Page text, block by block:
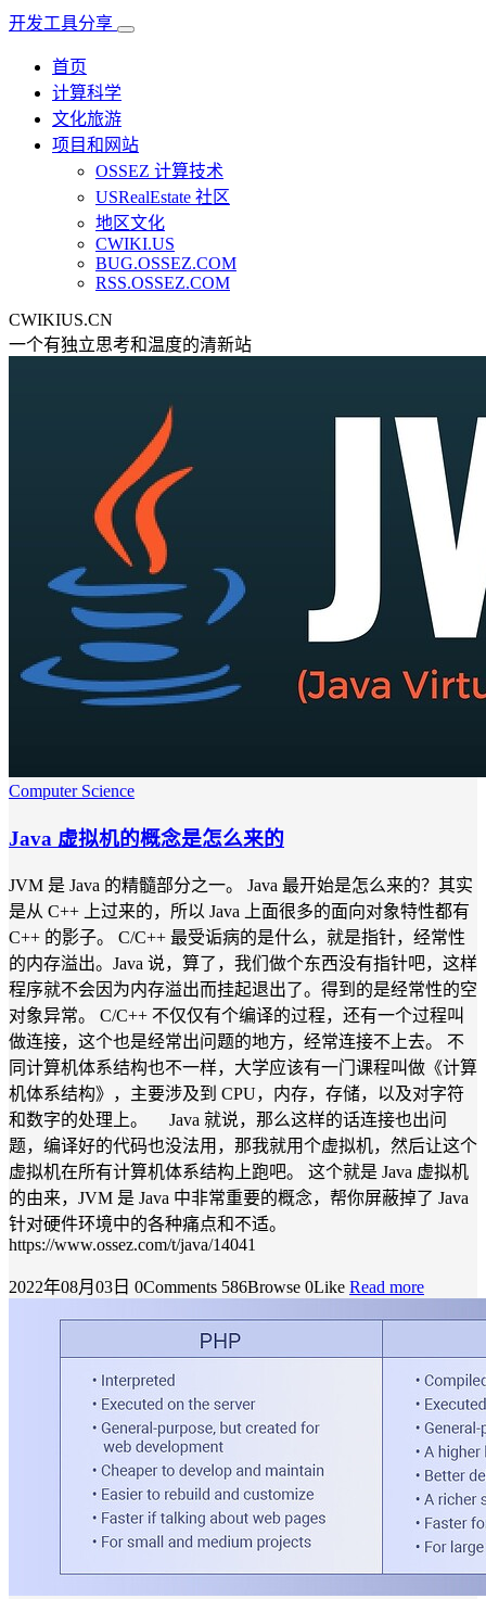
开发工具分享
首页
计算科学
文化旅游
项目和网站
OSSEZ 计算技术
USRealEstate 社区
地区文化
CWIKI.US
BUG.OSSEZ.COM
RSS.OSSEZ.COM
CWIKIUS.CN
一个有独立思考和温度的清新站
Computer Science
Java 虚拟机的概念是怎么来的
JVM 是 Java 的精髓部分之一。 Java 最开始是怎么来的？其实
是从 C++ 上过来的，所以 Java 上面很多的面向对象特性都有
C++ 的影子。 C/C++ 最受诟病的是什么，就是指针，经常性
的内存溢出。Java 说，算了，我们做个东西没有指针吧，这样
程序就不会因为内存溢出而挂起退出了。得到的是经常性的空
对象异常。 C/C++ 不仅仅有个编译的过程，还有一个过程叫
做连接，这个也是经常出问题的地方，经常连接不上去。 不
同计算机体系结构也不一样，大学应该有一门课程叫做《计算
机体系结构》，主要涉及到 CPU，内存，存储，以及对字符
和数字的处理上。 Java 就说，那么这样的话连接也出问
题，编译好的代码也没法用，那我就用个虚拟机，然后让这个
虚拟机在所有计算机体系结构上跑吧。 这个就是 Java 虚拟机
的由来，JVM 是 Java 中非常重要的概念，帮你屏蔽掉了 Java
针对硬件环境中的各种痛点和不适。
https://www.ossez.com/t/java/14041
2022年08月03日 0Comments 586Browse 0Like Read more